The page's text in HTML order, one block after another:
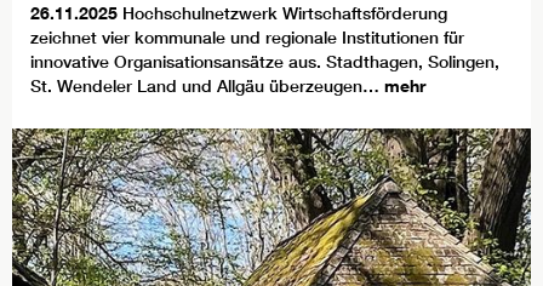
26.11.2025 Hochschulnetzwerk Wirtschaftsförderung
zeichnet vier kommunale und regionale Institutionen für
innovative Organisationsansätze aus. Stadthagen, Solingen,
St. Wendeler Land und Allgäu überzeugen… mehr